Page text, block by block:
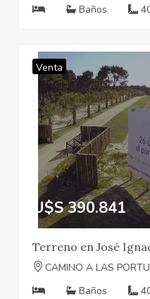
Baños
Venta
U$S 390.841
Terreno en José
CAMINO A LAS
Baños